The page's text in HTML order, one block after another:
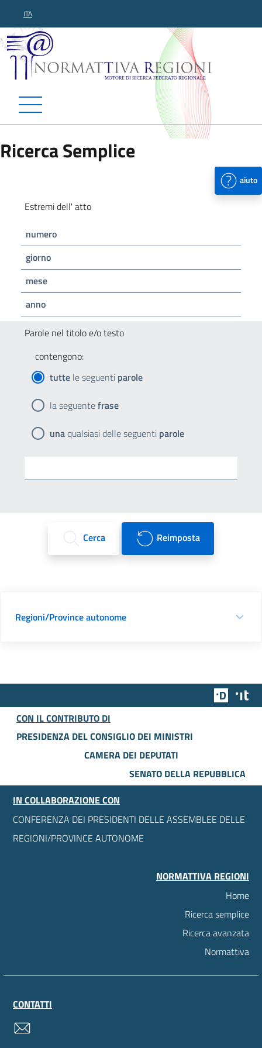
ITA
Normattiva Regioni -
Ricerca Semplice
aiuto
Estremi dell' atto
numero
giorno
mese
anno
Parole nel titolo e/o testo
contengono:
tutte le seguenti parole
la seguentefrase
unaqualsiasi delle seguenti parole
Cerca Reimposta
Regioni/Province autonome
Team
CON IL CONTRIBUTO DI
PRESIDENZA DEL CONSIGLIO DEI MINISTRI
CAMERA DEI DEPUTATI
SENATO DELLA REPUBBLICA
IN COLLABORAZIONE CON
CONFERENZA DEI PRESIDENTI DELLE ASSEMBLEE DELLE
REGIONI/PROVINCE AUTONOME
NORMATTIVA REGIONI
Home
Ricerca semplice
Ricerca avanzata
Normattiva
CONTATTI